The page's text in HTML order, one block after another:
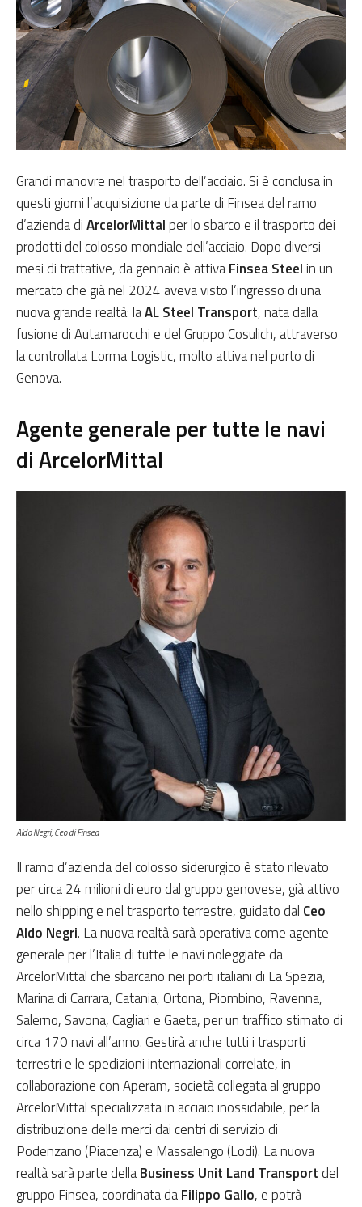
Grandi manovre nel trasporto dell’acciaio. Si è conclusa in
questi giorni l’acquisizione da parte di Finsea del ramo
d’azienda diArcelorMittalper lo sbarco e il trasporto dei
prodotti del colosso mondiale dell’acciaio. Dopo diversi
mesi di trattative, da gennaio è attivaFinsea Steelin un
mercato che già nel 2024 aveva visto l’ingresso di una
nuova grande realtà: laAL Steel Transport, nata dalla
fusione di Autamarocchi e del Gruppo Cosulich, attraverso
la controllata Lorma Logistic, molto attiva nel porto di
Genova.
Agente generale per tutte le navi
di ArcelorMittal
Aldo Negri, Ceo di Finsea
Il ramo d’azienda del colosso siderurgico è stato rilevato
per circa 24 milioni di euro dal gruppo genovese, già attivo
nello shipping e nel trasporto terrestre, guidato dal Ceo
Aldo Negri. La nuova realtà sarà operativa come agente
generale per l’Italia di tutte le navi noleggiate da
ArcelorMittal che sbarcano nei porti italiani di La Spezia,
Marina di Carrara, Catania, Ortona, Piombino, Ravenna,
Salerno, Savona, Cagliari e Gaeta, per un traffico stimato di
circa 170 navi all’anno. Gestirà anche tutti i trasporti
terrestri e le spedizioni internazionali correlate, in
collaborazione con Aperam, società collegata al gruppo
ArcelorMittal specializzata in acciaio inossidabile, per la
distribuzione delle merci dai centri di servizio di
Podenzano (Piacenza) e Massalengo (Lodi). La nuova
realtà sarà parte dellaBusiness Unit Land Transport del
gruppo Finsea, coordinata daFilippo Gallo, e potrà